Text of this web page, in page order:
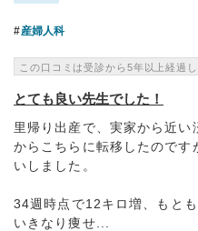
産婦人科
この口コミは受診から5年以上経過し
とても良い先生でした！
里帰り出産で、実家から近い
からこちらに転移したので
いしました。
34週時点で12キロ増、もと
いきなり痩せ...